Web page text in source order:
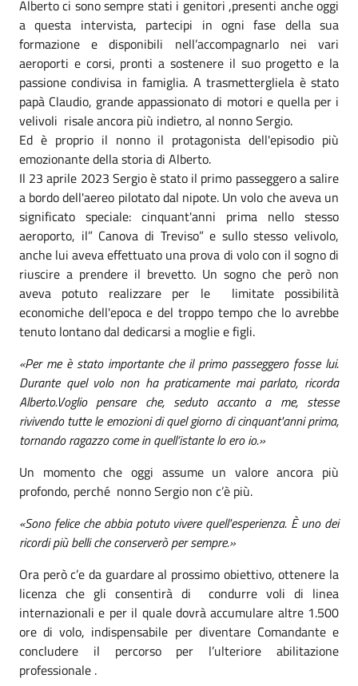
Alberto ci sono sempre stati i genitori ,presenti anche oggi
a questa intervista, partecipi in ogni fase della sua
formazione e disponibili nell’accompagnarlo nei vari
aeroporti e corsi, pronti a sostenere il suo progetto e la
passione condivisa in famiglia. A trasmettergliela è stato
papà Claudio, grande appassionato di motori e quella per i
velivoli risale ancora più indietro, al nonno Sergio.
Ed è proprio il nonno il protagonista dell'episodio più
emozionante della storia di Alberto.
Il 23 aprile 2023 Sergio è stato il primo passeggero a salire
a bordo dell'aereo pilotato dal nipote. Un volo che aveva un
significato speciale: cinquant'anni prima nello stesso
aeroporto, il” Canova di Treviso” e sullo stesso velivolo,
anche lui aveva effettuato una prova di volo con il sogno di
riuscire a prendere il brevetto. Un sogno che però non
aveva potuto realizzare per le limitate possibilità
economiche dell'epoca e del troppo tempo che lo avrebbe
tenuto lontano dal dedicarsi a moglie e figli.
«Per me è stato importante che il primo passeggero fosse lui.
Durante quel volo non ha praticamente mai parlato, ricorda
Alberto.Voglio pensare che, seduto accanto a me, stesse
rivivendo tutte le emozioni di quel giorno di cinquant'anni prima,
tornando ragazzo come in quell’istante lo ero io.»
Un momento che oggi assume un valore ancora più
profondo, perché nonno Sergio non c’è più.
«Sono felice che abbia potuto vivere quell'esperienza. È uno dei
ricordi più belli che conserverò per sempre.»
Ora però c’e da guardare al prossimo obiettivo, ottenere la
licenza che gli consentirà di condurre voli di linea
internazionali e per il quale dovrà accumulare altre 1.500
ore di volo, indispensabile per diventare Comandante e
concludere il percorso per l’ulteriore abilitazione
professionale .